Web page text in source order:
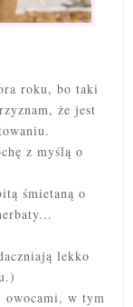
roku, bo taki
że jest
z myślą o
śmietaną o
lekko
owocami, w tym